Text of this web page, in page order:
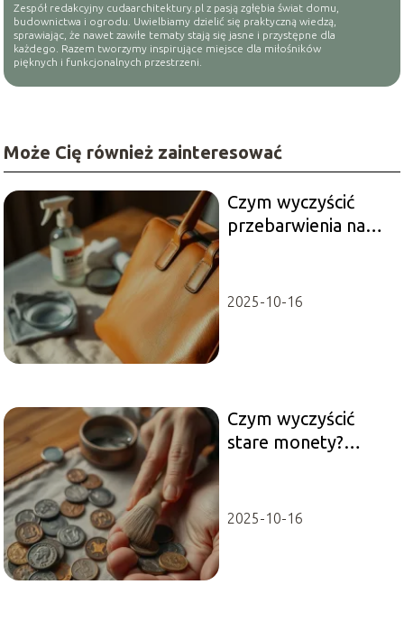
Zespół redakcyjny cudaarchitektury.pl z pasją zgłębia świat domu,
budownictwa i ogrodu. Uwielbiamy dzielić się praktyczną wiedzą,
sprawiając, że nawet zawiłe tematy stają się jasne i przystępne dla
każdego. Razem tworzymy inspirujące miejsce dla miłośników
pięknych i funkcjonalnych przestrzeni.
Może Cię również zainteresować
Czym wyczyścić
przebarwienia na
metody i porady
2025-10-16
Czym wyczyścić
stare monety?
2025-10-16